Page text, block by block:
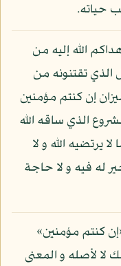
حياته.
الله إليه من
تقتنونه من
إن كنتم مؤمنين
الذي ساقه الله
يرتضيه الله و لا
له فيه و لا حاجة
كنتم مؤمنين»
لا لأصله و المعنى